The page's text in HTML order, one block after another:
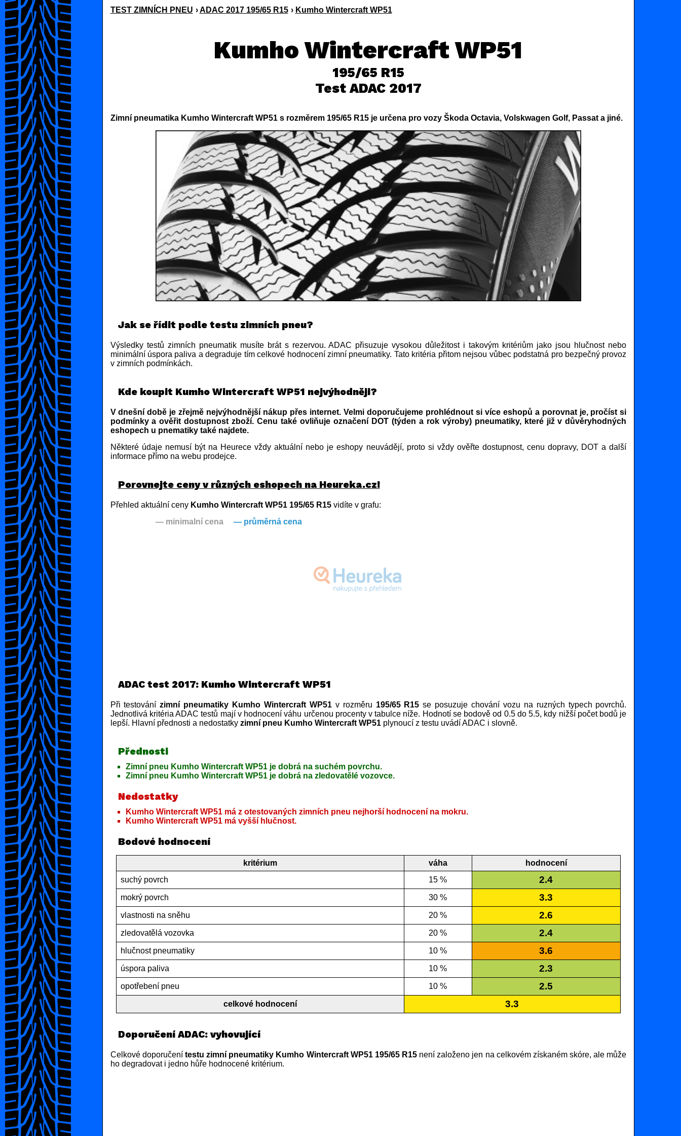
TEST ZIMNÍCH PNEU ›ADAC 2017 195/65 R15 › Kumho Wintercraft WP51
Kumho Wintercraft WP51
195/65 R15
Test ADAC 2017
Zimní pneumatika Kumho Wintercraft WP51 s rozměrem 195/65 R15 je určena pro vozy Škoda Octavia, Volskwagen Golf, Passat a jiné.
Jak se řídit podle testu zimních pneu?
Výsledky testů zimních pneumatik musíte brát s rezervou. ADAC přisuzuje vysokou důležitost i takovým kritériům jako jsou hlučnost nebo
minimální úspora paliva a degraduje tím celkové hodnocení zimní pneumatiky. Tato kritéria přitom nejsou vůbec podstatná pro bezpečný provoz
v zimních podmínkách.
Kde koupit Kumho Wintercraft WP51 nejvýhodněji?
V dnešní době je zřejmě nejvýhodnější nákup přes internet. Velmi doporučujeme prohlédnout si více eshopů a porovnat je, pročíst si
podmínky a ověřit dostupnost zboží. Cenu také ovliňuje označení DOT (týden a rok výroby) pneumatiky, které již v důvěryhodných
eshopech u pnematiky také najdete.
Některé údaje nemusí být na Heurece vždy aktuální nebo je eshopy neuvádějí, proto si vždy ověřte dostupnost, cenu dopravy, DOT a další
informace přímo na webu prodejce.
Porovnejte ceny v různých eshopech na Heureka.cz!
Přehled aktuální ceny Kumho Wintercraft WP51 195/65 R15vidíte v grafu:
— minimalní cena
— průměrná cena
ADAC test 2017: Kumho Wintercraft WP51
Při testovánízimní pneumatiky Kumho Wintercraft WP51v rozměru 195/65 R15 se posuzuje chování vozu na ruzných typech povrchů.
Jednotlivá kritéria ADAC testů mají v hodnocení váhu určenou procenty v tabulce níže. Hodnotí se bodově od 0.5 do 5.5, kdy nižší počet bodů je
lepší. Hlavní přednosti a nedostatky zimní pneu Kumho Wintercraft WP51plynoucí z testu uvádí ADAC i slovně.
Přednosti
Zimní pneu Kumho Wintercraft WP51 je dobrá na suchém povrchu.
Zimní pneu Kumho Wintercraft WP51 je dobrá na zledovatělé vozovce.
Nedostatky
Kumho Wintercraft WP51 má z otestovaných zimních pneu nejhorší hodnocení na mokru.
Kumho Wintercraft WP51 má vyšší hlučnost.
Bodové hodnocení
kritérium váha
hodnocení
suchý povrch
15 % 2.4
mokrý povrch 30 % 3.3
vlastnosti na sněhu 20 % 2.6
zledovatělá vozovka 20 % 2.4
hlučnost pneumatiky 10 % 3.6
úspora paliva 10 % 2.3
opotřebení pneu 10 % 2.5
celkové hodnocení 3.3
Doporučení ADAC: vyhovující
Celkové doporučení testu zimní pneumatiky Kumho Wintercraft WP51 195/65 R15 není založeno jen na celkovém získaném skóre, ale může
ho degradovat i jedno hůře hodnocené kritérium.